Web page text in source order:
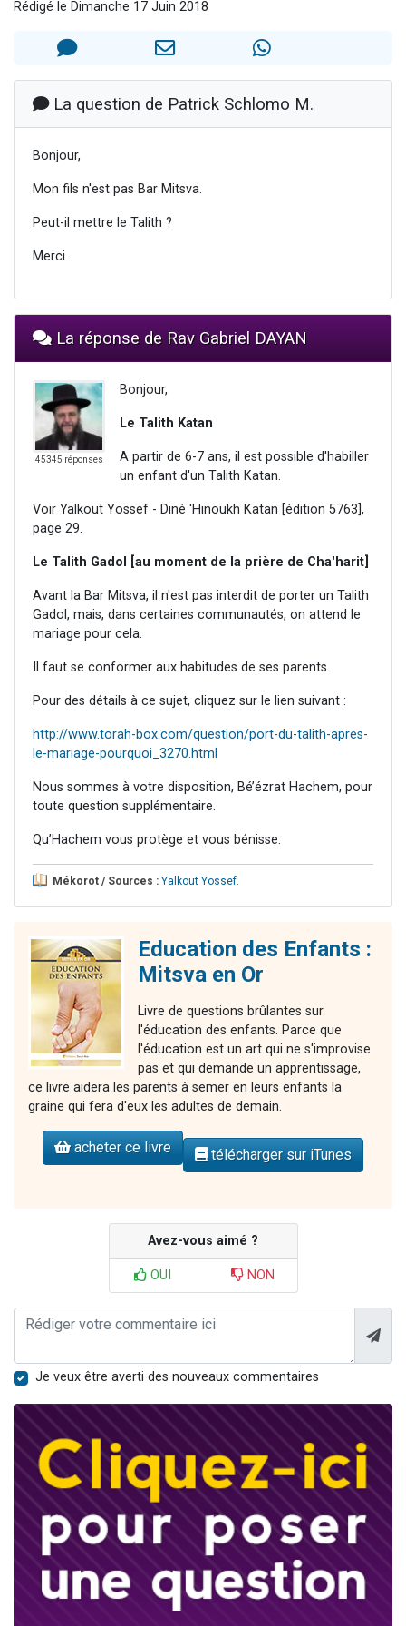
2 nouvelles musiques dans Torah-Box Music
4 personnes viennent de nous rejoindre sur WhatsApp
Rédigé le Dimanche 17 Juin 2018
La question de Patrick Schlomo M.
Bonjour,
Mon fils n'est pas Bar Mitsva.
Peut-il mettre le Talith ?
Merci.
La réponse de Rav Gabriel DAYAN
45345 réponses
Bonjour,
Le Talith Katan
A partir de 6-7 ans, il est possible d'habiller
un enfant d'un Talith Katan.
Voir Yalkout Yossef - Diné 'Hinoukh Katan [édition 5763],
page 29.
Le Talith Gadol [au moment de la prière de Cha'harit]
Avant la Bar Mitsva, il n'est pas interdit de porter un Talith
Gadol, mais, dans certaines communautés, on attend le
mariage pour cela.
Il faut se conformer aux habitudes de ses parents.
Pour des détails à ce sujet, cliquez sur le lien suivant :
http://www.torah-box.com/question/port-du-talith-apres-
le-mariage-pourquoi_3270.html
Nous sommes à votre disposition, Bé’ézrat Hachem, pour
toute question supplémentaire.
Qu’Hachem vous protège et vous bénisse.
Mékorot / Sources : Yalkout Yossef.
Education des Enfants :
Mitsva en Or
Livre de questions brûlantes sur
l'éducation des enfants. Parce que
l'éducation est un art qui ne s'improvise
pas et qui demande un apprentissage,
ce livre aidera les parents à semer en leurs enfants la
graine qui fera d'eux les adultes de demain.
acheter ce livre télécharger sur iTunes
Avez-vous aimé ?
OUI NON
Je veux être averti des nouveaux commentaires